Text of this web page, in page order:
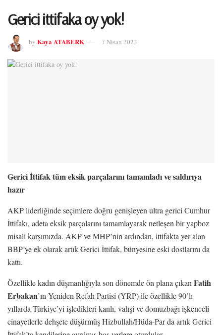
Gerici ittifaka oy yok!
by Kaya ATABERK 7 Nisan 2023
Gerici İttifak tüm eksik parçalarını tamamladı ve saldırıya
hazır
AKP liderliğinde seçimlere doğru genişleyen ultra gerici Cumhur
İttifakı, adeta eksik parçalarını tamamlayarak netleşen bir yapboz
misali karşımızda. AKP ve MHP’nin ardından, ittifakta yer alan
BBP’ye ek olarak artık Gerici İttifak, bünyesine eski dostlarını da
kattı.
Özellikle kadın düşmanlığıyla son dönemde ön plana çıkan Fatih
Erbakan’ın Yeniden Refah Partisi (YRP) ile özellikle 90’lı
yıllarda Türkiye’yi işledikleri kanlı, vahşi ve domuzbağı işkenceli
cinayetlerle dehşete düşürmüş Hizbullah/Hüda-Par da artık Gerici